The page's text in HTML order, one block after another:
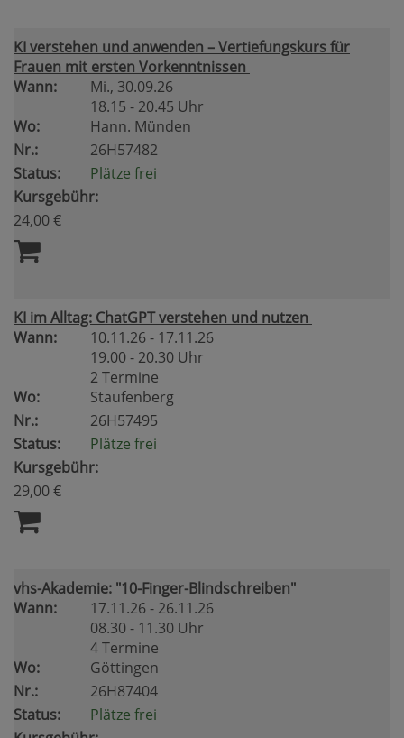
KI verstehen und anwenden – Vertiefungskurs für
Frauen mit ersten Vorkenntnissen
Wann:
Mi., 30.09.26
18.15 - 20.45 Uhr
Wo:
Hann. Münden
Nr.:
26H57482
Status:
Plätze frei
Kursgebühr:
24,00 €
KI im Alltag: ChatGPT verstehen und nutzen
Wann:
10.11.26 - 17.11.26
19.00 - 20.30 Uhr
2 Termine
Wo:
Staufenberg
Nr.:
26H57495
Status:
Plätze frei
Kursgebühr:
29,00 €
vhs-Akademie: "10-Finger-Blindschreiben"
Wann:
17.11.26 - 26.11.26
08.30 - 11.30 Uhr
4 Termine
Wo:
Göttingen
Nr.:
26H87404
Status:
Plätze frei